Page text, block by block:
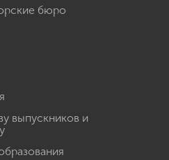
бюро
выпускников и